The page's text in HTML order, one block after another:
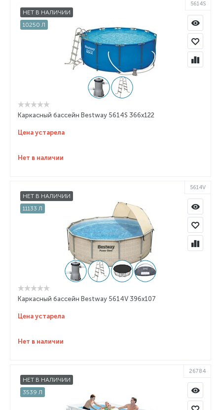
НЕТ В НАЛИЧИИ
10250 Л
5614S
Каркасный бассейн Bestway 5614S 366x122
Цена устарела
Нет в наличии
НЕТ В НАЛИЧИИ
11133 Л
5614V
Каркасный бассейн Bestway 5614V 396x107
Цена устарела
Нет в наличии
НЕТ В НАЛИЧИИ
3539 Л
26784